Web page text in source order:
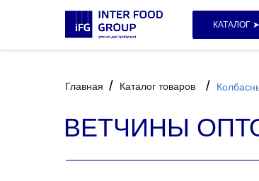
КАТАЛОГ ➤
ВЕТЧИНЫ
Главная / Каталог товаров /